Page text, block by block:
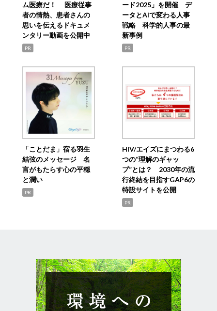
ム医療だ！ 医療従事
者の情熱、患者さんの
思いを伝えるドキュメ
ンタリー動画を公開中
PR
ード2025」を開催 デ
ータとAIで変わる人事
戦略 科学的人事の最
新事例
PR
「ことだま」宿る羽生
結弦のメッセージ 名
言がもたらす心の平穏
と潤い
PR
HIV/エイズにまつわる6
つの“理解のギャッ
プ”とは？ 2030年の流
行終結を目指すGAP6の
特設サイトを公開
PR